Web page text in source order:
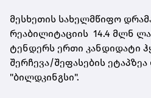
მესხეთის სახელმწიფო
რეაბილიტაციის 14.4 მლნ
ტენდერს ერთი კანდიდატი
შერჩევა/შეფასების
"ბილდკინგსი".